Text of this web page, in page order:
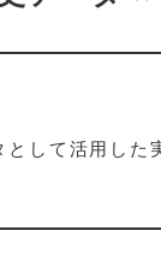
として活用し